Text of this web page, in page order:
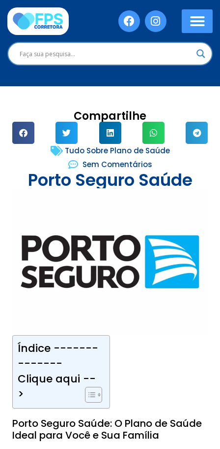
Compartilhe
Tudo Sobre Plano de Saúde
Sem Comentários
Porto Seguro Saúde
Índice -------
-------
Clique aqui --
>
Porto Seguro Saúde: O Plano de Saúde
Ideal para Você e Sua Família